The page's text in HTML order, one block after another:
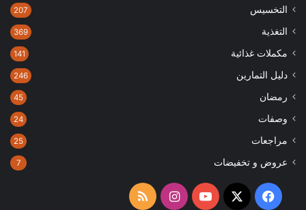
التخسيس 207
التغذية 369
مكملات غذائية 141
دليل التمارين 246
رمضان 45
وصفات 24
مراجعات 25
عروض و تخفيضات 7
فيسبوك
‫X
‫YouTubeانستقرامملخص